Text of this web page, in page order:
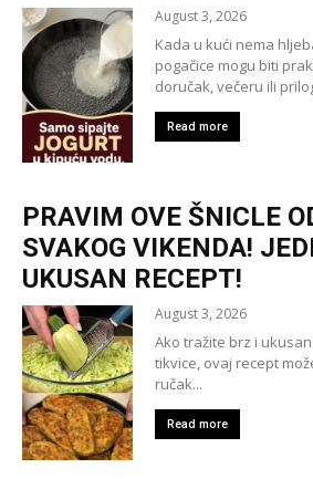
August 3, 2026
Kada u kući nema
pogačice mogu biti
doručak, večeru ili
Read more
PRAVIM OVE ŠNICLE
SVAKOG VIKENDA!
UKUSAN RECEPT!
August 3, 2026
Ako tražite brz i
tikvice, ovaj recept
ručak...
Read more